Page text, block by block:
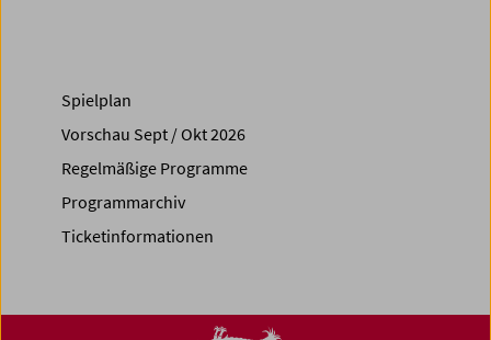
Spielplan
Vorschau Sept / Okt 2026
Regelmäßige Programme
Programmarchiv
Ticketinformationen